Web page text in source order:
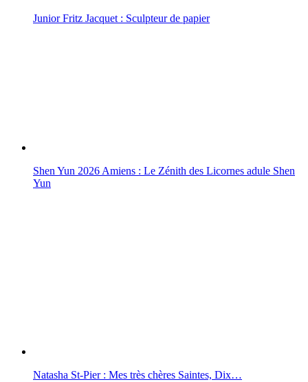
Junior Fritz Jacquet : Sculpteur de papier
Shen Yun 2026 Amiens : Le Zénith des Licornes adule Shen
Yun
Natasha St-Pier : Mes très chères Saintes, Dix…